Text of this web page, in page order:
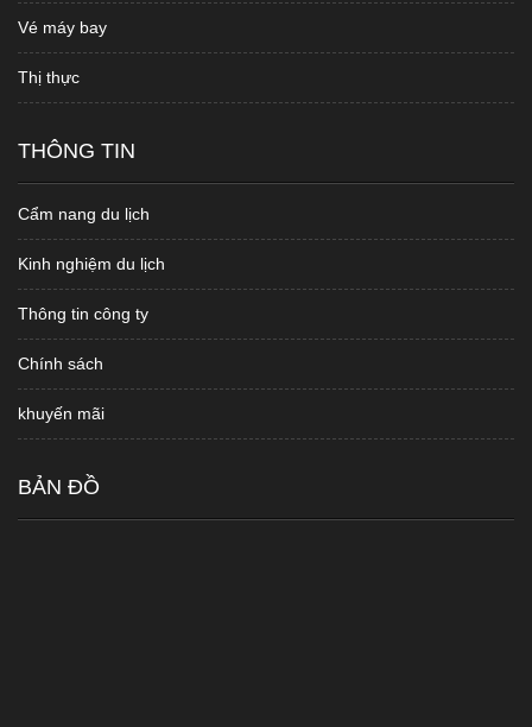
Vé máy bay
Thị thực
THÔNG TIN
Cẩm nang du lịch
Kinh nghiệm du lịch
Thông tin công ty
Chính sách
khuyến mãi
BẢN ĐỒ